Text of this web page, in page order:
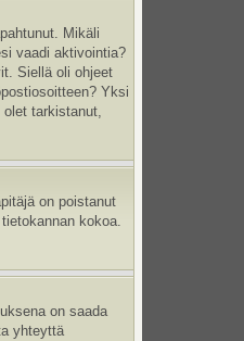
Mikäli
vaadi aktivointia?
Siellä oli ohjeet
Yksi
tarkistanut,
on poistanut
kokoa.
on saada
yhteyttä